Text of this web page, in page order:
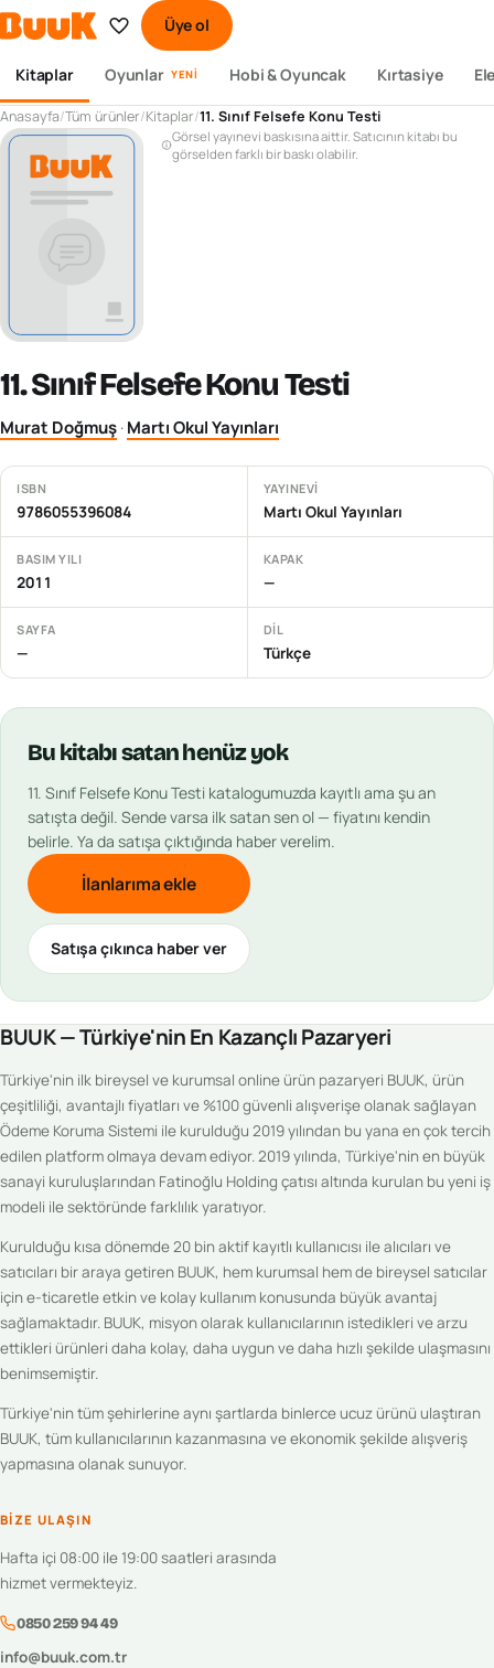
Üye ol
Kitaplar Oyunlar YENI Hobi & Oyuncak Kırtasiye
Anasayfa/Tüm ürünler/Kitaplar/11. Sınıf Felsefe Konu Testi
Görsel yayınevi baskısına aittir. Satıcının kitabı bu
görselden farklı bir baskı olabilir.
11. Sınıf Felsefe Konu Testi
Murat Doğmuş·Martı Okul Yayınları
ISBN
9786055396084
YAYINEVI
Martı Okul Yayınları
BASIM YILI
2011
KAPAK
—
SAYFA
—
DIL
Türkçe
Bu kitabısatan henüz yok
11. Sınıf Felsefe Konu Testi katalogumuzda kayıtlı ama şu an
satışta değil. Sende varsa ilk satan sen ol — fiyatını kendin
belirle. Ya da satışa çıktığında haber verelim.
İlanlarıma ekle
Satışa çıkınca haber ver
BUUK — Türkiye'nin En Kazançlı Pazaryeri
Türkiye'nin ilk bireysel ve kurumsal online ürün pazaryeri BUUK, ürün
çeşitliliği, avantajlı fiyatları ve %100 güvenli alışverişe olanak sağlayan
Ödeme Koruma Sistemi ile kurulduğu 2019 yılından bu yana en çok tercih
edilen platform olmaya devam ediyor. 2019 yılında, Türkiye'nin en büyük
sanayi kuruluşlarından Fatinoğlu Holding çatısı altında kurulan bu yeni iş
modeli ile sektöründe farklılık yaratıyor.
Kurulduğu kısa dönemde 20 bin aktif kayıtlı kullanıcısı ile alıcıları ve
satıcıları bir araya getiren BUUK, hem kurumsal hem de bireysel satıcılar
için e-ticaretle etkin ve kolay kullanım konusunda büyük avantaj
sağlamaktadır. BUUK, misyon olarak kullanıcılarının istedikleri ve arzu
ettikleri ürünleri daha kolay, daha uygun ve daha hızlı şekilde ulaşmasını
benimsemiştir.
Türkiye'nin tüm şehirlerine aynı şartlarda binlerce ucuz ürünü ulaştıran
BUUK, tüm kullanıcılarının kazanmasına ve ekonomik şekilde alışveriş
yapmasına olanak sunuyor.
BIZE ULAŞIN
Hafta içi 08:00 ile 19:00 saatleri arasında
hizmet vermekteyiz.
0850 259 94 49
info@buuk.com.tr